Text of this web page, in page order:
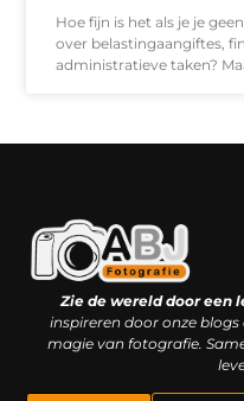
Hoe fijn is het als je je
over belastingaangiftes,
administratieve taken?
Zie de wereld door een
inspireren door onze
magie van fotografie.